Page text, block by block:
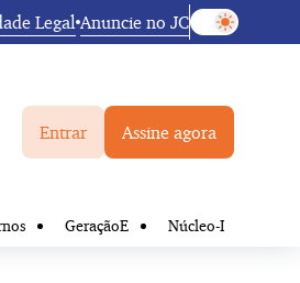
Legal Anuncie no JC
Entrar Assine agora
GeraçãoE Núcleo-I